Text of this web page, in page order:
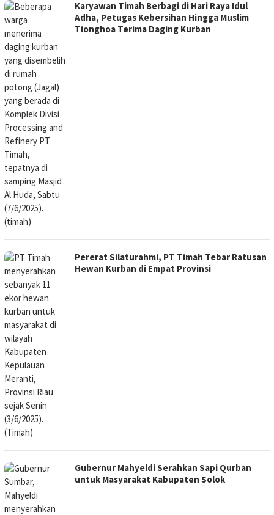
Karyawan Timah Berbagi di Hari Raya Idul
Adha, Petugas Kebersihan Hingga Muslim
Tionghoa Terima Daging Kurban
Pererat Silaturahmi, PT Timah Tebar Ratusan
Hewan Kurban di Empat Provinsi
Gubernur Mahyeldi Serahkan Sapi Qurban
untuk Masyarakat Kabupaten Solok